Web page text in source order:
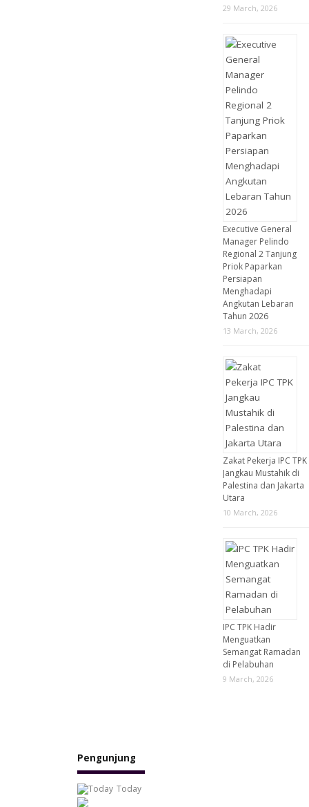
29 March, 2026
Executive General
Manager Pelindo
Regional 2 Tanjung
Priok Paparkan
Persiapan
Menghadapi
Angkutan Lebaran
Tahun 2026
13 March, 2026
Zakat Pekerja IPC TPK
Jangkau Mustahik di
Palestina dan Jakarta
Utara
10 March, 2026
IPC TPK Hadir
Menguatkan
Semangat Ramadan
di Pelabuhan
9 March, 2026
Pengunjung
Today